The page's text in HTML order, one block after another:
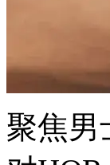
聚焦男